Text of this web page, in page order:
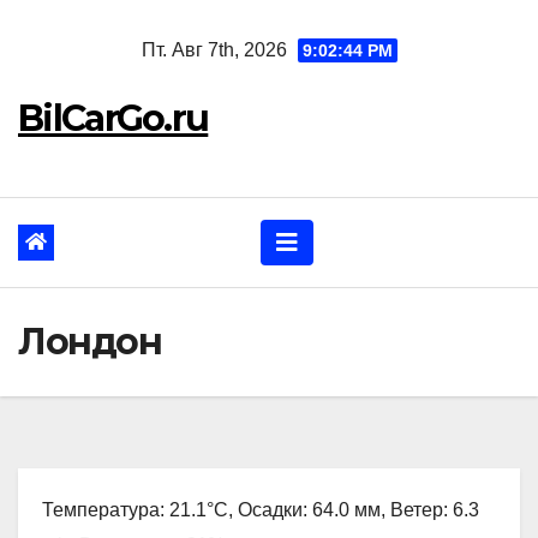
Пт. Авг 7th, 2026 9:02:45 PM
BilCarGo.ru
Лондон
Температура: 21.1°C, Осадки: 64.0 мм, Ветер: 6.3